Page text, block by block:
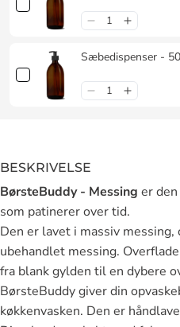
Sæbedispenser -
BESKRIVELSE
BørsteBuddy - Messing er
som patinerer over tid.
Den er lavet i massiv
ubehandlet messing.
fra blank gylden til en dybere
BørsteBuddy giver din
køkkenvasken. Den er